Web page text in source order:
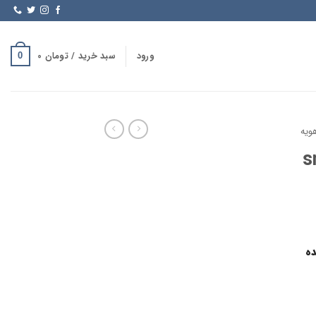
ورود سبد خرید /تومان 0